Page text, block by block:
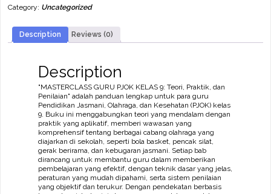
9:
Praktik,
Penilaian
Category: Uncategorized
Description Reviews (0)
Description
"MASTERCLASS GURU PJOK KELAS 9: Teori, Praktik, dan
Penilaian" adalah panduan lengkap untuk para guru
Pendidikan Jasmani, Olahraga, dan Kesehatan (PJOK) kelas
9. Buku ini menggabungkan teori yang mendalam dengan
praktik yang aplikatif, memberi wawasan yang
komprehensif tentang berbagai cabang olahraga yang
diajarkan di sekolah, seperti bola basket, pencak silat,
gerak berirama, dan kebugaran jasmani. Setiap bab
dirancang untuk membantu guru dalam memberikan
pembelajaran yang efektif, dengan teknik dasar yang jelas,
peraturan yang mudah dipahami, serta sistem penilaian
yang objektif dan terukur. Dengan pendekatan berbasis